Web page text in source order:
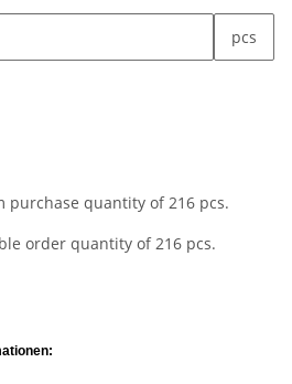
pcs
purchase quantity of 216 pcs.
order quantity of 216 pcs.